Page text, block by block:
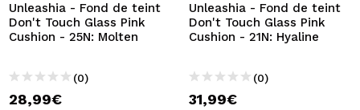
Unleashia - Fond de teint
Don't Touch Glass Pink
Cushion - 25N: Molten
(0)
28,99€
Unleashia - Fond de teint
Don't Touch Glass Pink
Cushion - 21N: Hyaline
(0)
31,99€